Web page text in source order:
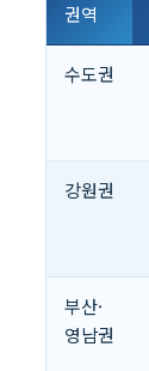
권역
수도권
강원권
부산·
영남권